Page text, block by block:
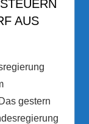
AUS
gestern